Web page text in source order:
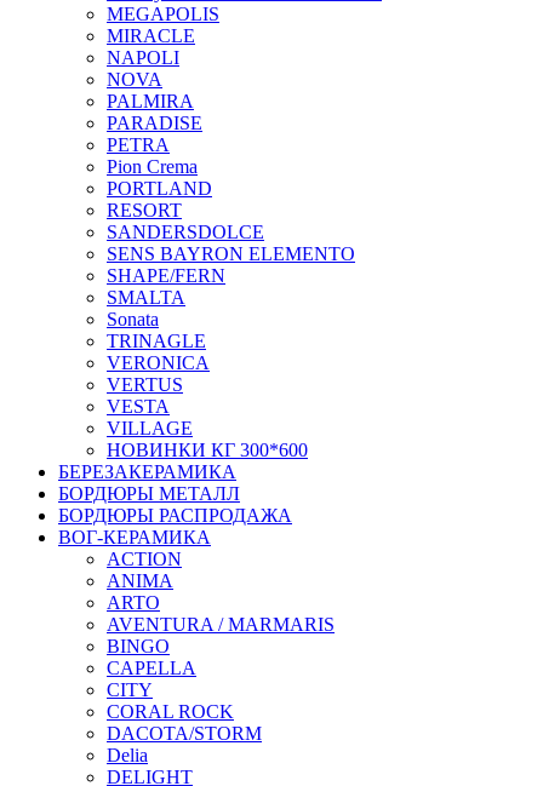
MEGAPOLIS
MIRACLE
NAPOLI
NOVA
PALMIRA
PARADISE
PETRA
Pion Crema
PORTLAND
RESORT
SANDERSDOLCE
SENS BAYRON ELEMENTO
SHAPE/FERN
SMALTA
Sonata
TRINAGLE
VERONICA
VERTUS
VESTA
VILLAGE
НОВИНКИ КГ 300*600
БЕРЕЗАКЕРАМИКА
БОРДЮРЫ МЕТАЛЛ
БОРДЮРЫ РАСПРОДАЖА
ВОГ-КЕРАМИКА
ACTION
ANIMA
ARTO
AVENTURA / MARMARIS
BINGO
CAPELLA
CITY
CORAL ROCK
DACOTA/STORM
Delia
DELIGHT